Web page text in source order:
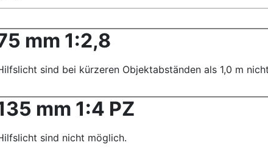
mm 1:2,8
sind bei kürzeren Objektabständen als 1,0 m
mm 1:4 PZ
sind nicht möglich.